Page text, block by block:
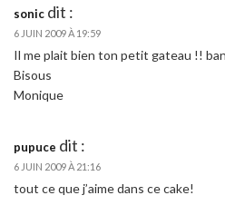
sonic dit :
6 JUIN 2009 À 19:59
Il me plait bien ton petit gateau !!
Bisous
Monique
pupuce dit :
6 JUIN 2009 À 21:16
tout ce que j’aime dans ce cake!